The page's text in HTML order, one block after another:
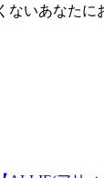
いあなたに